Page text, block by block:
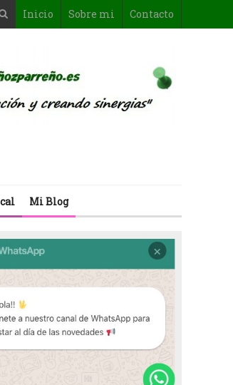
Inicio Sobre mi Contacto
Mi Blog